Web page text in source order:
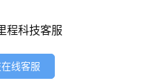
程科技客服
线客服